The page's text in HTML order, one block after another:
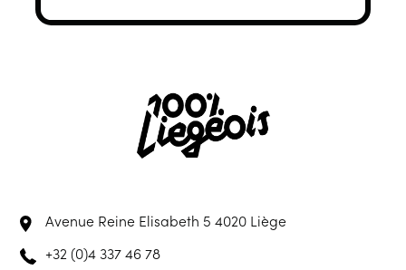
Avenue Reine Elisabeth 54020 Liège
+32 (0)4 337 46 78